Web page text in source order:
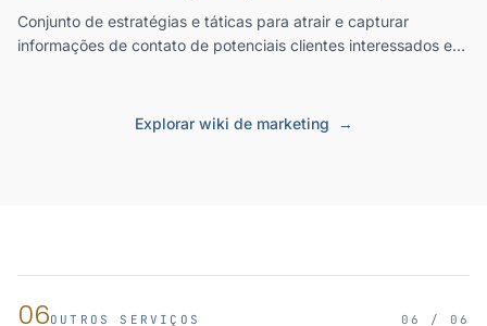
Conjunto de estratégias e táticas para atrair e capturar
informações de contato de potenciais clientes interessados em
Explorar wiki de marketing
→
06OUTROS SERVIÇOS 06 / 06